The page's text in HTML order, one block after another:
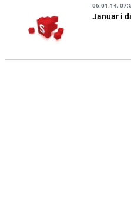
06.01.14.
Januar i